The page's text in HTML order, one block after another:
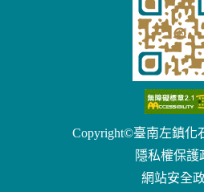
Copyright©臺南左鎮化
隱私權保護
網站安全